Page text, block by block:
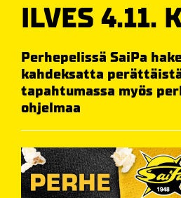
ILVES 4.11.
Perhepelissä SaiPa
kahdeksatta
tapahtumassa myös
ohjelmaa